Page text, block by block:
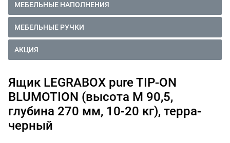
МЕБЕЛЬНЫЕ НАПОЛНЕНИЯ
МЕБЕЛЬНЫЕ РУЧКИ
АКЦИЯ
Ящик LEGRABOX pure TIP-ON
BLUMOTION (высота M 90,5,
глубина 270 мм, 10-20 кг), терра-
черный